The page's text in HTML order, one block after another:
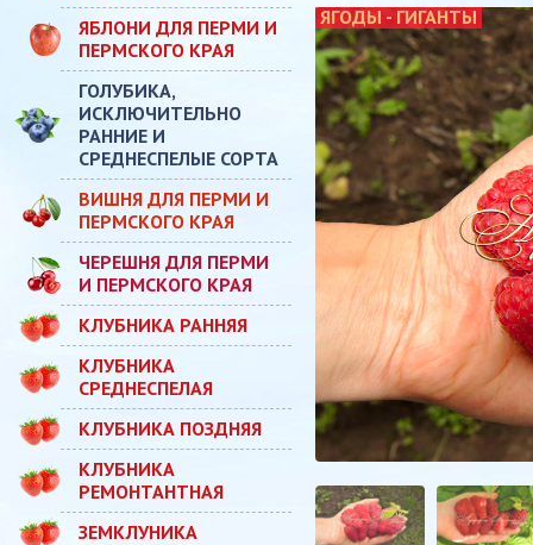
ЯБЛОНИ ДЛЯ ПЕРМИ И
ПЕРМСКОГО КРАЯ
ГОЛУБИКА,
ИСКЛЮЧИТЕЛЬНО
РАННИЕ И
СРЕДНЕСПЕЛЫЕ СОРТА
ВИШНЯ ДЛЯ ПЕРМИ И
ПЕРМСКОГО КРАЯ
ЧЕРЕШНЯ ДЛЯ ПЕРМИ
И ПЕРМСКОГО КРАЯ
КЛУБНИКА РАННЯЯ
КЛУБНИКА
СРЕДНЕСПЕЛАЯ
КЛУБНИКА ПОЗДНЯЯ
КЛУБНИКА
РЕМОНТАНТНАЯ
ЗЕМКЛУНИКА
ЯГОДЫ - ГИГАНТЫ